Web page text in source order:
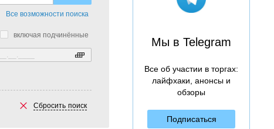
Все возможности поиска
включая подчинённые
Сбросить поиск
Мы в Telegram
Все об участии в торгах:
лайфхаки, анонсы и
обзоры
Подписаться